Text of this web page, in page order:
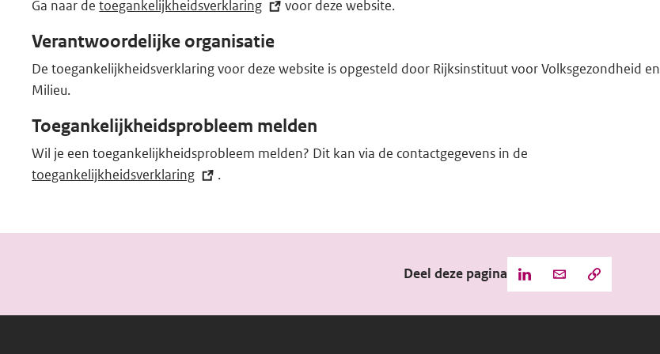
Ga naar detoegankelijkheidsverklaring (externe
voor deze website.
Verantwoordelijke organisatie
De toegankelijkheidsverklaring voor deze website is opgesteld door Rijksinstituut voor Volksgezondheid en
Milieu.
Toegankelijkheidsprobleem melden
Wil je een toegankelijkheidsprobleem melden? Dit kan via de contactgegevens in de
toegankelijkheidsverklaring (externe
.
Deel deze pagina
Deel
Deel
Kopieer
de
URL